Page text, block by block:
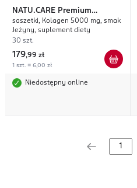
NATU.CARE Premium
Collagen
saszetki, Kolagen 5000 mg, smak
Jeżyny, suplement diety
30 szt.
179,99 zł
1 szt. = 6,00 zł
Niedostępny online